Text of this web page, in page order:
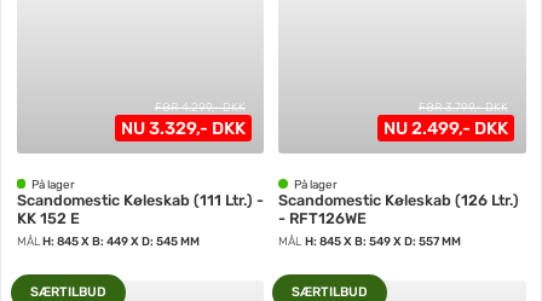
FØR 4.299,- DKK
NU 3.329,- DKK
På lager
Scandomestic Køleskab (111 Ltr.) -
KK 152 E
MÅL H: 845 X B: 449 X D: 545 MM
FØR 3.799,- DKK
NU 2.499,- DKK
På lager
Scandomestic Køleskab (126 Ltr.)
- RFT126WE
MÅL H: 845 X B: 549 X D: 557 MM
SÆRTILBUD SÆRTILBUD